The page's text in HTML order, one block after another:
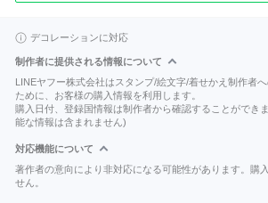
デコレーションに対応
制作者に提供される情報について
LINEヤフー株式会社はスタンプ/絵文字/着せかえ制作者
ために、お客様の購入情報を利用します。
購入日付、登録国情報は制作者から確認することができ
能な情報は含まれません)
対応機能について
著作者の意向により非対応になる可能性があります。購
せん。